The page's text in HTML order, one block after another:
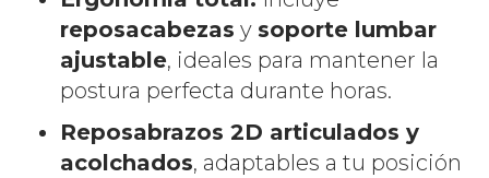
reposacabezas y soporte lumbar
ajustable, ideales para mantener la
postura perfecta durante horas.
Reposabrazos 2D articulados y
acolchados, adaptables a tu posición